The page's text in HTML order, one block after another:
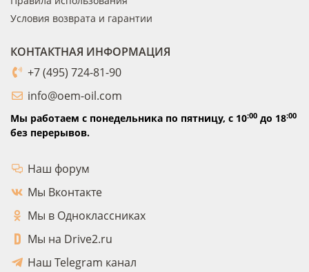
Условия возврата и гарантии
КОНТАКТНАЯ ИНФОРМАЦИЯ
+7 (495) 724-81-90
info@oem-oil.com
Мы работаем с понедельника по пятницу, с 10:00 до 18:00
без перерывов.
Наш форум
Мы Вконтакте
Мы в Одноклассниках
Мы на Drive2.ru
Наш Telegram канал